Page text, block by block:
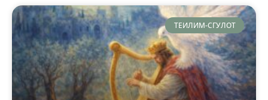
ТЕИЛИМ-СГУЛОТ